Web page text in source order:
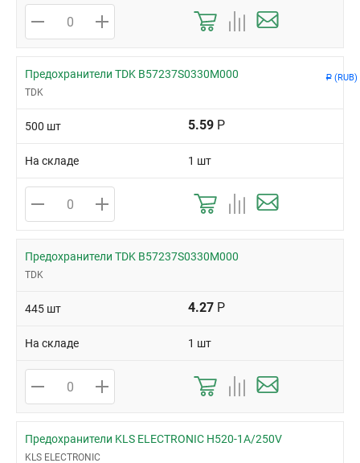
Р (RUB)
Предохранители TDK B57237S0330M000
TDK
500 шт 5.59 Р
На складе 1 шт
Предохранители TDK B57237S0330M000
TDK
445 шт 4.27 Р
На складе 1 шт
Предохранители KLS ELECTRONIC H520-1A/250V
KLS ELECTRONIC